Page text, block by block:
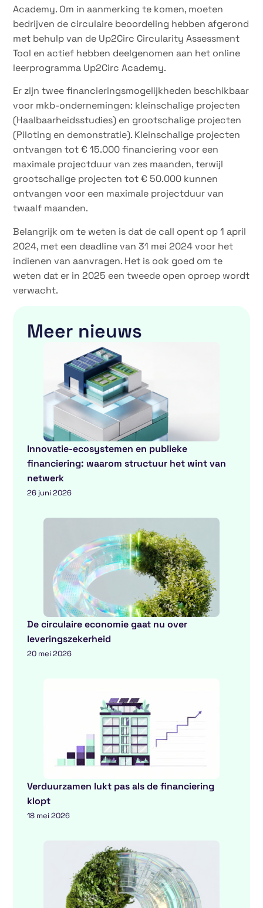
Academy. Om in aanmerking te komen, moeten
bedrijven de circulaire beoordeling hebben afgerond
met behulp van de Up2Circ Circularity Assessment
Tool en actief hebben deelgenomen aan het online
leerprogramma Up2Circ Academy.
Er zijn twee financieringsmogelijkheden beschikbaar
voor mkb-ondernemingen: kleinschalige projecten
(Haalbaarheidsstudies) en grootschalige projecten
(Piloting en demonstratie). Kleinschalige projecten
ontvangen tot € 15.000 financiering voor een
maximale projectduur van zes maanden, terwijl
grootschalige projecten tot € 50.000 kunnen
ontvangen voor een maximale projectduur van
twaalf maanden.
Belangrijk om te weten is dat de call opent op 1 april
2024, met een deadline van 31 mei 2024 voor het
indienen van aanvragen. Het is ook goed om te
weten dat er in 2025 een tweede open oproep wordt
verwacht.
Meer nieuws
Innovatie-ecosystemen en publieke
financiering: waarom structuur het wint van
netwerk
26 juni 2026
De circulaire economie gaat nu over
leveringszekerheid
20 mei 2026
Verduurzamen lukt pas als de financiering
klopt
18 mei 2026